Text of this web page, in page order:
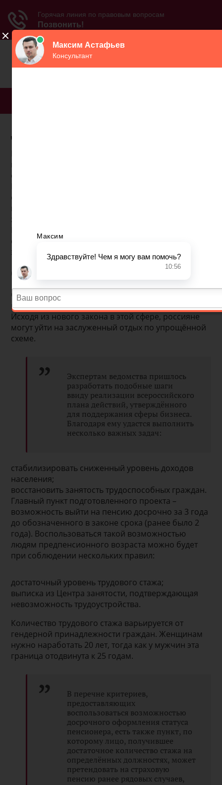
Досрочная пенсия июнь
возможность выхода на пенсию досрочно,
ссылаясь на новый закон, принятый в 2020 году.
специалистами ведомства ввиду экономического
кризиса, сформировавшегося на фоне
затянувшейся эпидемиологической ситуации в
социальных программ, улучшающих
экономическое состояние государства.
Основные сведения
Сотрудники Минэкономразвития представили
проект, позволяющий выйти на пенсию досрочно.
Исходя из нового закона в этой сфере, россияне
могут уйти на заслуженный отдых по упрощённой
схеме.
Экспертам ведомства пришлось
разработать подобные шаги
ввиду реализации всероссийского
плана действий, утверждённого
для поддержания сферы бизнеса.
Благодаря ему удастся выполнить
несколько важных задач:
стабилизировать сниженный уровень доходов
населения;
восстановить занятость трудоспособных граждан.
Главный пункт подготовленного проекта –
возможность выйти на пенсию досрочно за 3 года
до обозначенного в законе срока (ранее было 2
года). Воспользоваться такой возможностью
людям предпенсионного возраста можно будет
при соблюдении нескольких правил:
достаточный уровень трудового стажа;
выписка из Центра занятости, подтверждающая
невозможность трудоустройства.
Количество трудового стажа варьируется от
гендерной принадлежности граждан. Женщинам
нужно наработать 20 лет, тогда как у мужчин эта
граница отодвинута к 25 годам.
В перечне критериев,
предоставляющих
воспользоваться возможностью
досрочного оформления статуса
пенсионера, есть также пункт, по
которому лицо, получившее
достаточное количество стажа на
определённых должностях, может
претендовать на страховую
пенсию ранее рядовых случаев,